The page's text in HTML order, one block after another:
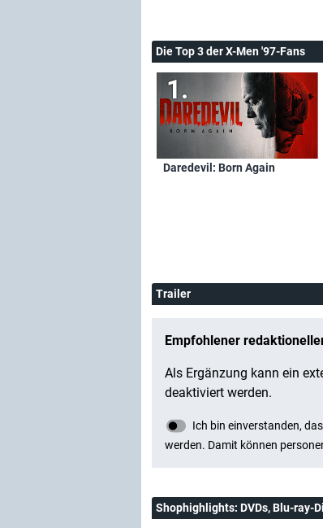
Die Top 3 der X-Men '97-Fans
Daredevil: Born Again
Trailer
Shophighlights: DVDs, Blu-ray-